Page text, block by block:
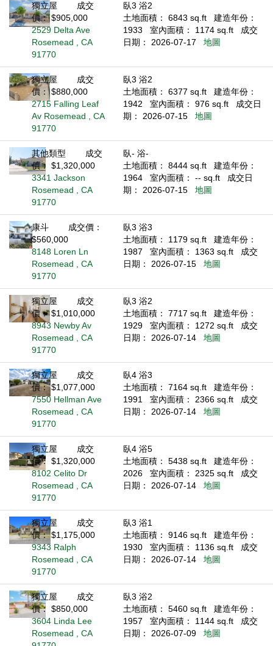
獨立屋
成交
價： $905,000
2529 Delta Ave
Rosemead , CA
91770
臥3 浴2
土地面積： 6843 sq.ft
建造年份：
1933
室內面積： 1174 sq.ft
成交
日期： 2026-07-17
地圖
獨立屋
成交
價： $880,000
2715 Falling Leaf
Av Rosemead , CA
91770
臥3 浴2
土地面積： 6377 sq.ft
建造年份：
1942
室內面積： 976 sq.ft
成交日
期： 2026-07-15
地圖
其他類型
成交
價： $1,320,000
3341 Jackson
Rosemead , CA
91770
臥- 浴-
土地面積： 8444 sq.ft
建造年份：
1964
室內面積： -- sq.ft
成交日
期： 2026-07-15
地圖
康斗
成交價：
$560,000
8148 Loren Ln
Rosemead , CA
91770
臥3 浴3
土地面積： 1179 sq.ft
建造年份：
1987
室內面積： 1363 sq.ft
成交
日期： 2026-07-15
地圖
獨立屋
成交
價： $1,010,000
8943 Newby Av
Rosemead , CA
91770
臥3 浴2
土地面積： 7717 sq.ft
建造年份：
1929
室內面積： 1272 sq.ft
成交
日期： 2026-07-14
地圖
獨立屋
成交
價： $1,077,000
7550 Hellman Ave
Rosemead , CA
91770
臥4 浴3
土地面積： 7164 sq.ft
建造年份：
1991
室內面積： 2366 sq.ft
成交
日期： 2026-07-14
地圖
獨立屋
成交
價： $1,320,000
8102 Celito Dr
Rosemead , CA
91770
臥4 浴5
土地面積： 5438 sq.ft
建造年份：
2026
室內面積： 2325 sq.ft
成交
日期： 2026-07-14
地圖
獨立屋
成交
價： $1,175,000
9343 Ralph
Rosemead , CA
91770
臥3 浴1
土地面積： 9146 sq.ft
建造年份：
1930
室內面積： 1136 sq.ft
成交
日期： 2026-07-14
地圖
獨立屋
成交
價： $850,000
3604 Linda Lee
Rosemead , CA
臥3 浴2
土地面積： 5460 sq.ft
建造年份：
1957
室內面積： 1144 sq.ft
成交
日期： 2026-07-09
地圖